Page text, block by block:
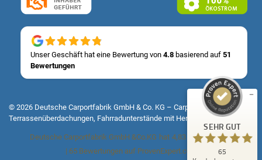
Unser Geschäft hat eine Bewertung von 4.8 basierend auf 51
Bewertungen
© 2026 Deutsche Carportfabrik GmbH & Co. KG – Carports, Fertiggaragen,
Terrassenüberdachungen, Fahrradunterstände mit Herz & Verstand
Deutsche Carportfabrik GmbH &Co.KG hat 4,83von5 Sternen
| 65Bewertungen auf ProvenExpert.com
SEHR GUT
65
Kundenbewertungen und Erfahrungen zu
Deutsche Carportfabrik GmbH & Co. KG
100
%
ProvenExpert.com
SEHR GUT
4,83
/
5,00
14
Bewertungen auf
ProvenExpert.com
51
Bewertungen von
1
Blick aufs ProvenExpert-Profil werfen